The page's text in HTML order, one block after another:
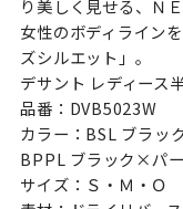
り美しく見せる、Ｎ
女性のボディライン
ズシルエット」。
デサント レディース
品番：DVB5023W
カラー：BSL ブラ
BPPL ブラック×パ
サイズ：Ｓ・Ｍ・Ｏ